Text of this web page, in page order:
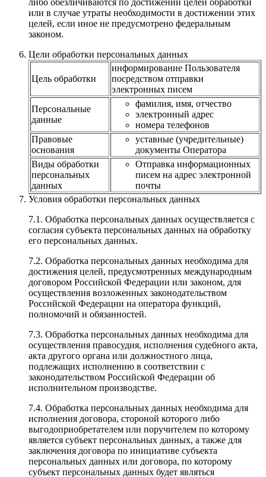
или в случае утраты необходимости в достижении этих
целей, если иное не предусмотрено федеральным
законом.
Цели обработки персональных данных
Цель обработки
информирование Пользователя
посредством отправки
электронных писем
Персональные
данные
фамилия, имя, отчество
электронный адрес
номера телефонов
Правовые
основания
уставные (учредительные)
документы Оператора
Виды обработки
персональных
данных
Отправка информационных
писем на адрес электронной
почты
Условия обработки персональных данных
7.1. Обработка персональных данных осуществляется с
согласия субъекта персональных данных на обработку
его персональных данных.
7.2. Обработка персональных данных необходима для
достижения целей, предусмотренных международным
договором Российской Федерации или законом, для
осуществления возложенных законодательством
Российской Федерации на оператора функций,
полномочий и обязанностей.
7.3. Обработка персональных данных необходима для
осуществления правосудия, исполнения судебного акта,
акта другого органа или должностного лица,
подлежащих исполнению в соответствии с
законодательством Российской Федерации об
исполнительном производстве.
7.4. Обработка персональных данных необходима для
исполнения договора, стороной которого либо
выгодоприобретателем или поручителем по которому
является субъект персональных данных, а также для
заключения договора по инициативе субъекта
персональных данных или договора, по которому
субъект персональных данных будет являться